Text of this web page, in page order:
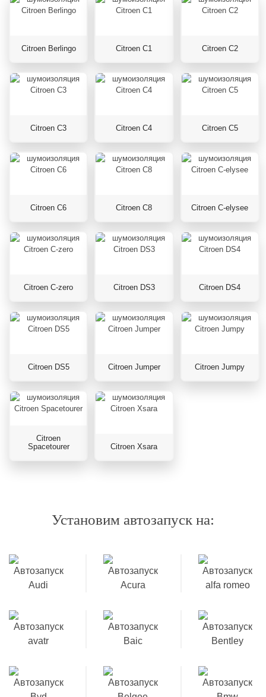
Citroen Berlingo Citroen C1 Citroen C2
Citroen C3 Citroen C4 Citroen C5
Citroen C6 Citroen C8 Citroen C-elysee
Citroen C-zero Citroen DS3 Citroen DS4
Citroen DS5 Citroen Jumper Citroen Jumpy
Citroen
Spacetourer
Citroen Xsara
Установим автозапуск на: